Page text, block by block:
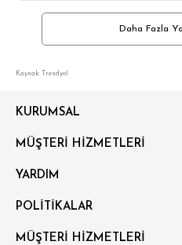
Daha Fazla
Kaynak: Trendyol
KURUMSAL
MÜŞTERİ HİZMETLERİ
YARDIM
POLİTİKALAR
MÜŞTERİ HİZMETLERİ